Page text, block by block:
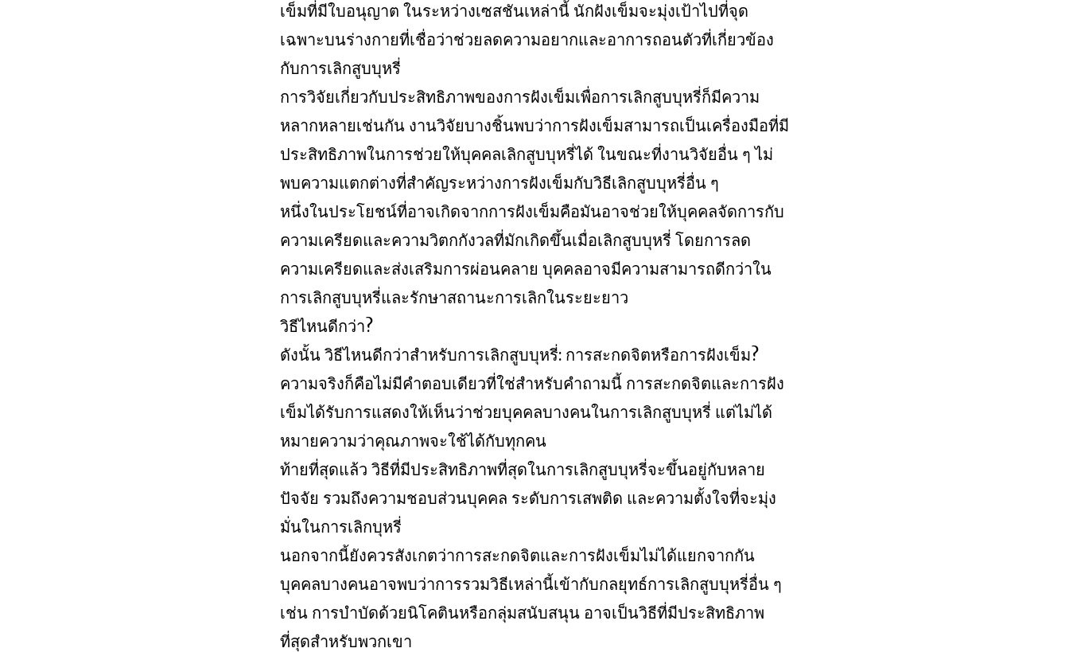
เข็มที่มีใบอนุญาต ในระหว่างเซสชันเหล่านี้ นักฝังเข็มจะมุ่งเป้าไปที่จุด
เฉพาะบนร่างกายที่เชื่อว่าช่วยลดความอยากและอาการถอนตัวที่เกี่ยวข้อง
กับการเลิกสูบบุหรี่
การวิจัยเกี่ยวกับประสิทธิภาพของการฝังเข็มเพื่อการเลิกสูบบุหรี่ก็มีความ
หลากหลายเช่นกัน งานวิจัยบางชิ้นพบว่าการฝังเข็มสามารถเป็นเครื่องมือที่มี
ประสิทธิภาพในการช่วยให้บุคคลเลิกสูบบุหรี่ได้ ในขณะที่งานวิจัยอื่น ๆ ไม่
พบความแตกต่างที่สำคัญระหว่างการฝังเข็มกับวิธีเลิกสูบบุหรี่อื่น ๆ
หนึ่งในประโยชน์ที่อาจเกิดจากการฝังเข็มคือมันอาจช่วยให้บุคคลจัดการกับ
ความเครียดและความวิตกกังวลที่มักเกิดขึ้นเมื่อเลิกสูบบุหรี่ โดยการลด
ความเครียดและส่งเสริมการผ่อนคลาย บุคคลอาจมีความสามารถดีกว่าใน
การเลิกสูบบุหรี่และรักษาสถานะการเลิกในระยะยาว
วิธีไหนดีกว่า?
ดังนั้น วิธีไหนดีกว่าสำหรับการเลิกสูบบุหรี่: การสะกดจิตหรือการฝังเข็ม?
ความจริงก็คือไม่มีคำตอบเดียวที่ใช่สำหรับคำถามนี้ การสะกดจิตและการฝัง
เข็มได้รับการแสดงให้เห็นว่าช่วยบุคคลบางคนในการเลิกสูบบุหรี่ แต่ไม่ได้
หมายความว่าคุณภาพจะใช้ได้กับทุกคน
ท้ายที่สุดแล้ว วิธีที่มีประสิทธิภาพที่สุดในการเลิกสูบบุหรี่จะขึ้นอยู่กับหลาย
ปัจจัย รวมถึงความชอบส่วนบุคคล ระดับการเสพติด และความตั้งใจที่จะมุ่ง
มั่นในการเลิกบุหรี่
นอกจากนี้ยังควรสังเกตว่าการสะกดจิตและการฝังเข็มไม่ได้แยกจากกัน
บุคคลบางคนอาจพบว่าการรวมวิธีเหล่านี้เข้ากับกลยุทธ์การเลิกสูบบุหรี่อื่น ๆ
เช่น การบำบัดด้วยนิโคตินหรือกลุ่มสนับสนุน อาจเป็นวิธีที่มีประสิทธิภาพ
ที่สุดสำหรับพวกเขา